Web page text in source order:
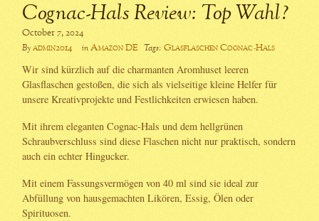
Cognac-Hals Review: Top Wahl?
October 7, 2024
Byadmin2014 inAmazon DE Tags: Glasflaschen Cognac-Hals
Wir sind kürzlich auf die charmanten Aromhuset leeren
Glasflaschen gestoßen, die sich als vielseitige kleine Helfer für
unsere Kreativprojekte und Festlichkeiten erwiesen haben.
Mit ihrem eleganten Cognac-Hals und dem hellgrünen
Schraubverschluss sind diese Flaschen nicht nur praktisch, sondern
auch ein echter Hingucker.
Mit einem Fassungsvermögen von 40 ml sind sie ideal zur
Abfüllung von hausgemachten Likören, Essig, Ölen oder
Spirituosen.